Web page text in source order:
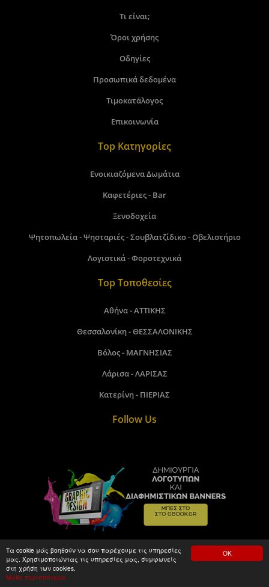
ΟΚ
Τα cookie μάς βοηθούν να σου παρέχουμε τις υπηρεσίες
μας. Χρησιμοποιώντας τις υπηρεσίες μας, συμφωνείς
στη χρήση των cookies.
Μάθε περισσότερα
Τι είναι;
Όροι χρήσης
Οδηγίες
Προσωπικά δεδομένα
Τιμοκατάλογος
Επικοινωνία
Top Κατηγορίες
Ενοικιαζόμενα Δωμάτια
Καφετέριες - Bar
Ξενοδοχεία
Ψητοπωλεία - Ψησταριές - Σουβλατζίδικο - Οβελιστήριο
Λογιστικά - Φοροτεχνικά
Top Τοποθεσίες
Αθήνα - ΑΤΤΙΚΗΣ
Θεσσαλονίκη - ΘΕΣΣΑΛΟΝΙΚΗΣ
Βόλος - ΜΑΓΝΗΣΙΑΣ
Λάρισα - ΛΑΡΙΣΑΣ
Κατερίνη - ΠΙΕΡΙΑΣ
Follow Us
Gbook.gr©2018 - 2026. Made by kamitare.com